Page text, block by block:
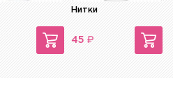
Нитки
45 ₽